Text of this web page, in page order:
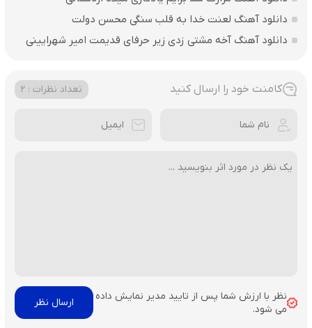
دانلود آهنگ لعنت خدا به قلب سنگی محسن دولت
دانلود آهنگ آخه مشتی زدی زیر حرفای قدیمت امیر شهرایینی
کامنت خود را ارسال کنید تعداد نظرات : 2
نظر با ارزش شما پس از تایید مدیر نمایش داده
می شود.